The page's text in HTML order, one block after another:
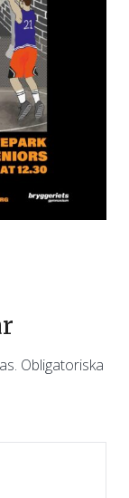
Obligatoriska